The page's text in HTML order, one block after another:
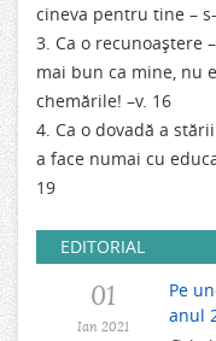
cineva pentru tine –
3. Ca o recunoaştere
mai bun ca mine, nu
chemările! –v. 16
4. Ca o dovadă a
a face numai cu
19
EDITORIAL
01
Ian 2021
Pe
anul